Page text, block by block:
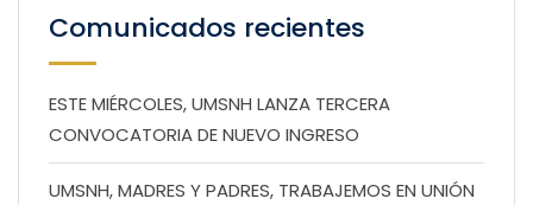
Comunicados recientes
ESTE MIÉRCOLES, UMSNH LANZA TERCERA
CONVOCATORIA DE NUEVO INGRESO
UMSNH, MADRES Y PADRES, TRABAJEMOS EN UNIÓN